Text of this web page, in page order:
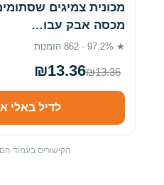
מכונית צמיגים
מכסה אבק עבו…
★ 97.2% · 862 הזמנות
₪13.36₪13.36
לדיל באלי
הקישורים בעמוד הם